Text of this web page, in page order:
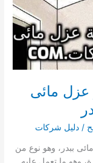
مائى
/دليل شركات
ببدر، وهو نوع من